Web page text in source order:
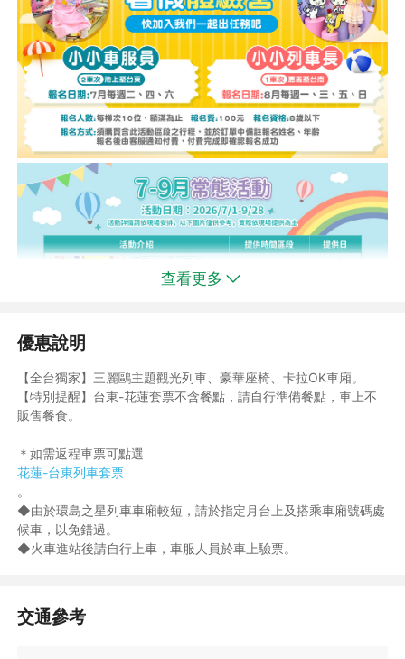
查看更多
優惠說明
【全台獨家】三麗鷗主題觀光列車、豪華座椅、卡拉OK車廂。
【特別提醒】台東-花蓮套票不含餐點，請自行準備餐點，車上不
販售餐食。
＊如需返程車票可點選
花蓮-台東列車套票
。
◆由於環島之星列車車廂較短，請於指定月台上及搭乘車廂號碼處
候車，以免錯過。
◆火車進站後請自行上車，車服人員於車上驗票。
交通參考